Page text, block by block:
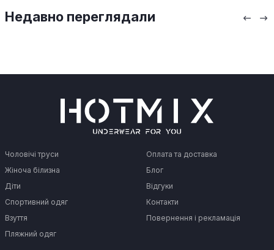
Недавно переглядали
Чоловічі труси
Жіноча білизна
Діти
Спортивний одяг
Взуття
Пляжний одяг
Оплата та доставка
Блог
Відгуки
Контакти
Повернення і рекламація